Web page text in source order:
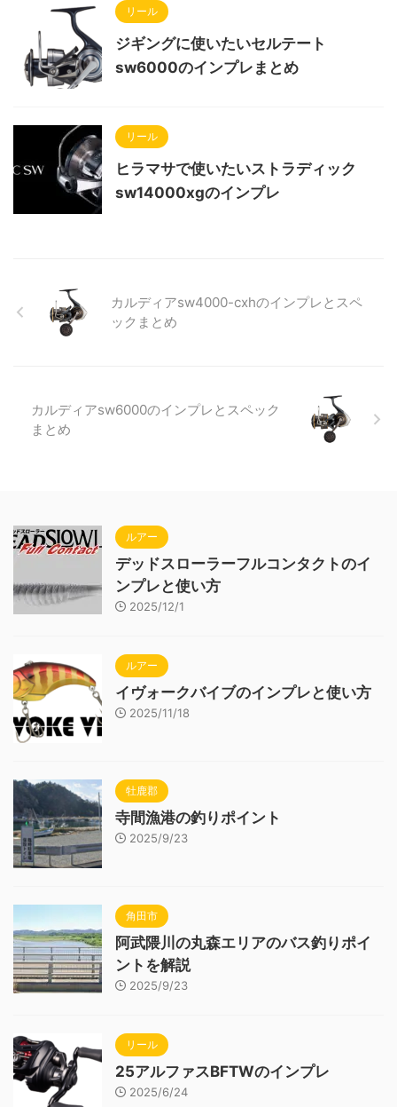
リール
ジギングに使いたいセルテート
sw6000のインプレまとめ
リール
ヒラマサで使いたいストラディック
sw14000xgのインプレ
カルディアsw4000-cxhのインプレとスペ
ックまとめ
カルディアsw6000のインプレとスペック
まとめ
ルアー
デッドスローラーフルコンタクトのイ
ンプレと使い方
2025/12/1
ルアー
イヴォークバイブのインプレと使い方
2025/11/18
牡鹿郡
寺間漁港の釣りポイント
2025/9/23
角田市
阿武隈川の丸森エリアのバス釣りポイ
ントを解説
2025/9/23
リール
25アルファスBFTWのインプレ
2025/6/24